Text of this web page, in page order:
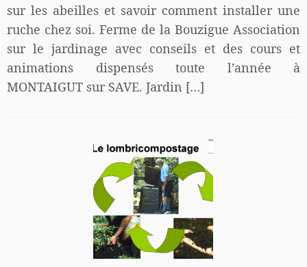
sur les abeilles et savoir comment installer une
ruche chez soi. Ferme de la Bouzigue Association
sur le jardinage avec conseils et des cours et
animations dispensés toute l’année à
MONTAIGUT sur SAVE. Jardin […]